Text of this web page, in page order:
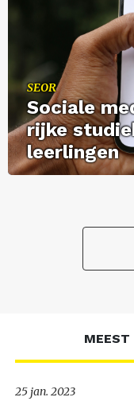
SEOR
So­ci­a­le
rij­ke
leer­lin­gen
MEEST
25 jan. 2023